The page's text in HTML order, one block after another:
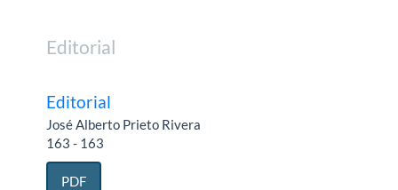
Editorial
Editorial
José Alberto Prieto Rivera
163 - 163
PDF